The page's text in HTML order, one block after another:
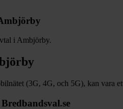
iAmbjörby.
(3G, 4G, och 5G), kan vara